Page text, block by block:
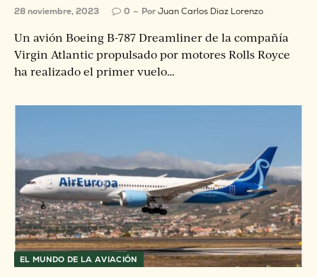
28 noviembre, 2023 0 PorJuan Carlos Diaz Lorenzo
Un avión Boeing B-787 Dreamliner de la compañía
Virgin Atlantic propulsado por motores Rolls Royce
ha realizado el primer vuelo…
EL MUNDO DE LA AVIACIÓN